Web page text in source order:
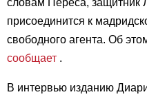
присоединится к
свободного агента. Об
сообщает .
В интервью изданию